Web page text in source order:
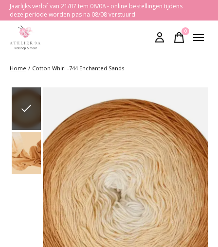
Jaarlijks verlof van 21/07 tem 08/08 - online bestellingen tijdens
deze periode worden pas na 08/08 verstuurd
0items
Home / Cotton Whirl -744 Enchanted Sands